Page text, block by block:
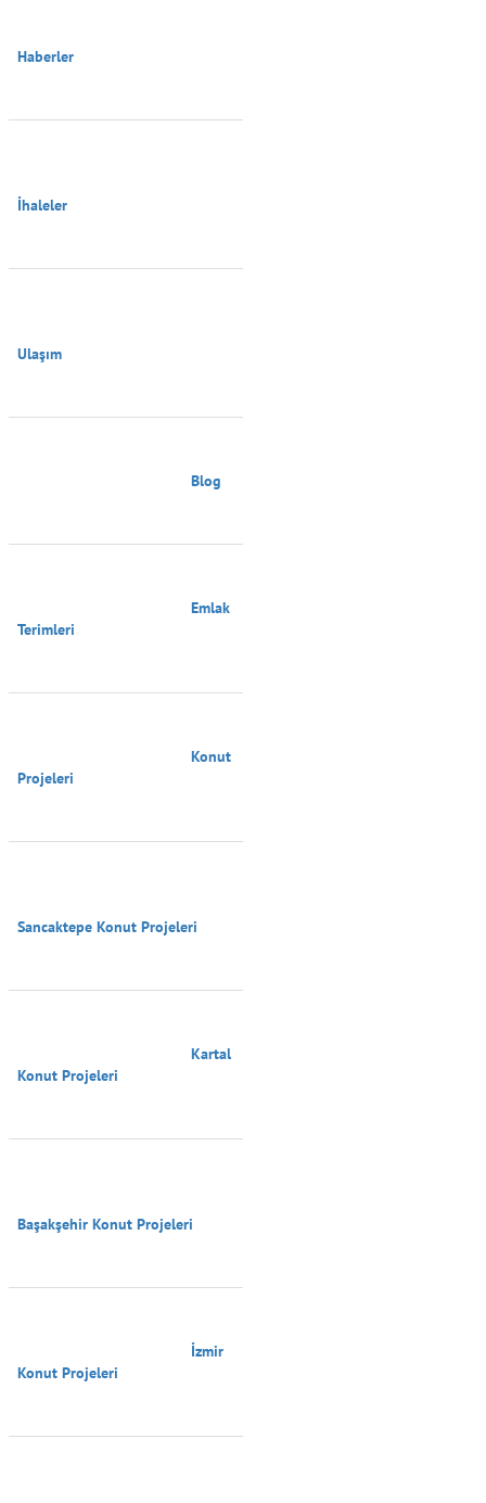
Haberler
İhaleler
Ulaşım
Terimleri
Projeleri
Sancaktepe Konut Projeleri
Konut Projeleri
Başakşehir Konut Projeleri
Konut Projeleri